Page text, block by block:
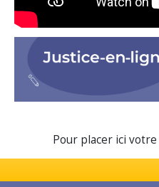
Pour placer ici votre